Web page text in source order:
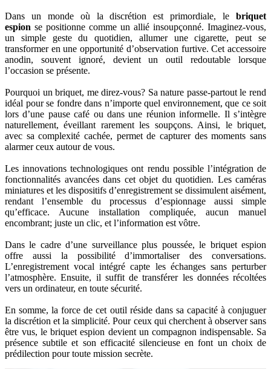
Dans un monde où la discrétion est primordiale, le briquet
espion se positionne comme un allié insoupçonné. Imaginez-vous,
un simple geste du quotidien, allumer une cigarette, peut se
transformer en une opportunité d’observation furtive. Cet accessoire
anodin, souvent ignoré, devient un outil redoutable lorsque
l’occasion se présente.
Pourquoi un briquet, me direz-vous? Sa nature passe-partout le rend
idéal pour se fondre dans n’importe quel environnement, que ce soit
lors d’une pause café ou dans une réunion informelle. Il s’intègre
naturellement, éveillant rarement les soupçons. Ainsi, le briquet,
avec sa complexité cachée, permet de capturer des moments sans
alarmer ceux autour de vous.
Les innovations technologiques ont rendu possible l’intégration de
fonctionnalités avancées dans cet objet du quotidien. Les caméras
miniatures et les dispositifs d’enregistrement se dissimulent aisément,
rendant l’ensemble du processus d’espionnage aussi simple
qu’efficace. Aucune installation compliquée, aucun manuel
encombrant; juste un clic, et l’information est vôtre.
Dans le cadre d’une surveillance plus poussée, le briquet espion
offre aussi la possibilité d’immortaliser des conversations.
L’enregistrement vocal intégré capte les échanges sans perturber
l’atmosphère. Ensuite, il suffit de transférer les données récoltées
vers un ordinateur, en toute sécurité.
En somme, la force de cet outil réside dans sa capacité à conjuguer
la discrétion et la simplicité. Pour ceux qui cherchent à observer sans
être vus, le briquet espion devient un compagnon indispensable. Sa
présence subtile et son efficacité silencieuse en font un choix de
prédilection pour toute mission secrète.